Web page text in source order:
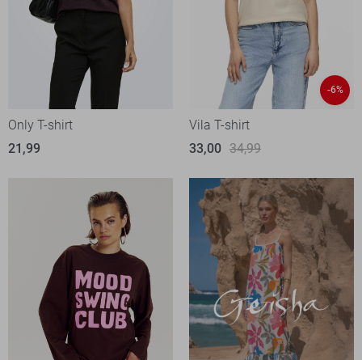
Only T-shirt
21,99
-6%
Vila T-shirt
33,00 34,99